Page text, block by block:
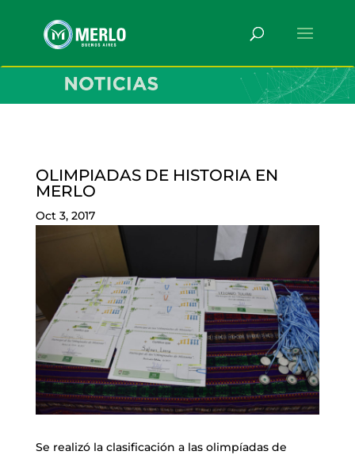
OLIMPIADAS DE HISTORIA EN
MERLO
Oct 3, 2017
Se realizó la clasificación a las olimpíadas de